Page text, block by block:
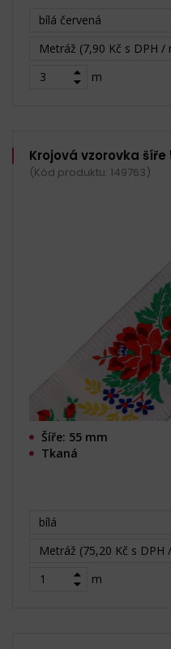
bílá červená
Metráž (7,90 Kč s DPH /
m
Krojová vzorovka šíře
(Kód produktu: 149763)
Šíře: 55 mm
Tkaná
bílá
Metráž (75,20 Kč s DPH
m